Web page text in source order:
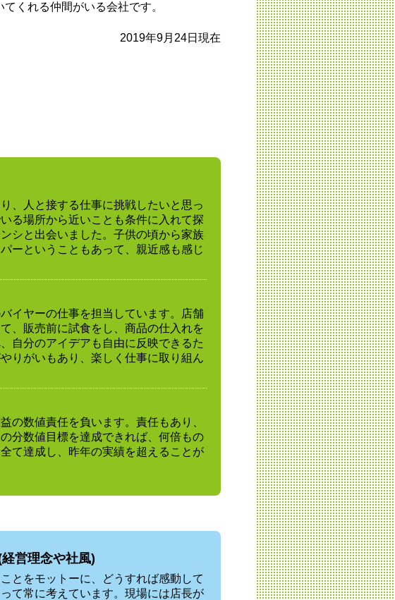
くれる仲間がいる会社です。
2019年9月24日現在
、人と接する仕事に挑戦したいと思っ
る場所から近いことも条件に入れて探
シと出会いました。子供の頃から家族
ーということもあって、親近感も感じ
イヤーの仕事を担当しています。店舗
、販売前に試食をし、商品の仕入れを
自分のアイデアも自由に反映できるた
りがいもあり、楽しく仕事に取り組ん
の数値責任を負います。責任もあり、
分数値目標を達成できれば、何倍もの
て達成し、昨年の実績を超えることが
営理念や社風)
とをモットーに、どうすれば感動して
て常に考えています。現場には店長が